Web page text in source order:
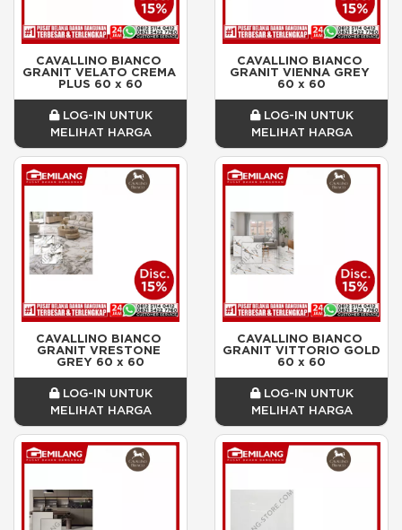
CAVALLINO BIANCO
GRANIT VELATO CREMA
PLUS 60 x 60
LOG-IN UNTUK
MELIHAT HARGA
CAVALLINO BIANCO
GRANIT VIENNA GREY
60 x 60
LOG-IN UNTUK
MELIHAT HARGA
CAVALLINO BIANCO
GRANIT VRESTONE
GREY 60 x 60
LOG-IN UNTUK
MELIHAT HARGA
CAVALLINO BIANCO
GRANIT VITTORIO GOLD
60 x 60
LOG-IN UNTUK
MELIHAT HARGA